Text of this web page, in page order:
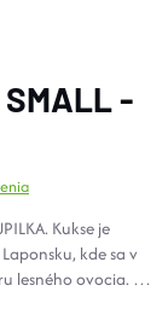
a platba
SMALL -
Kukse je
kde sa v
lesného ovocia. V
hrejú ruky.